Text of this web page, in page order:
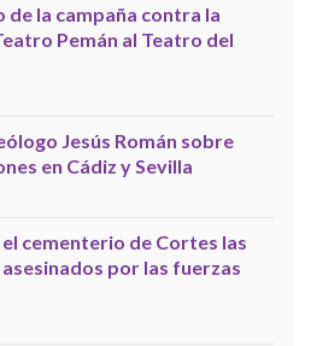
la campaña contra la
Pemán al Teatro del
Jesús Román sobre
en Cádiz y Sevilla
cementerio de Cortes las
por las fuerzas